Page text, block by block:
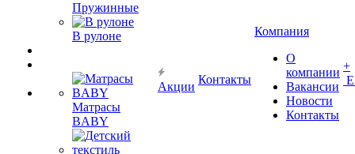
Пружинные
В рулоне
Матрасы
BABY
Акции
Контакты
Компания
О
компании
Вакансии
Новости
Контакты
+